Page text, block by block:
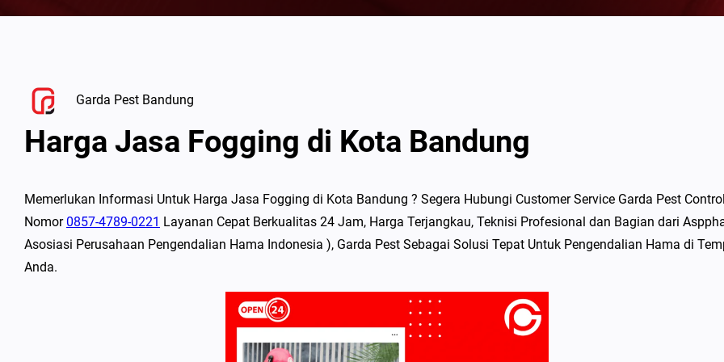
Garda Pest Bandung
Harga Jasa Fogging di Kota Bandung
Memerlukan Informasi Untuk Harga Jasa Fogging di Kota Bandung ? Segera Hubungi Customer Service Garda Pest
Nomor0857-4789-0221 Layanan Cepat Berkualitas 24 Jam, Harga Terjangkau, Teknisi Profesional dan Bagian dari
Asosiasi Perusahaan Pengendalian Hama Indonesia ), Garda Pest Sebagai Solusi Tepat Untuk Pengendalian Hama di
Anda.